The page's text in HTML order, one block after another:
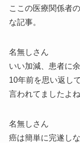
ここの医療関係者
な記事。
名無しさん
いい加減、患者に
10年前を思い返し
言われてましたよ
名無しさん
癌は簡単に完遂し